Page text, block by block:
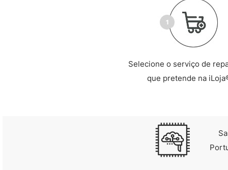
Selecione o serviço de
que pretende na